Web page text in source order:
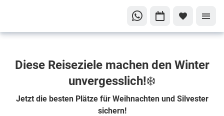
Diese Reiseziele machen den Winter
unvergesslich!❄️
Jetzt die besten Plätze für Weihnachten und Silvester
sichern!